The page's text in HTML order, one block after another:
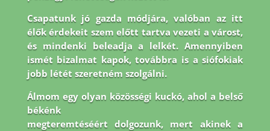
Csapatunk jó gazda módjára, valóban az itt
élők érdekeit szem előtt tartva vezeti a várost,
és mindenki beleadja a lelkét. Amennyiben
ismét bizalmat kapok, továbbra is a siófokiak
jobb létét szeretném szolgálni.
Álmom egy olyan közösségi kuckó, ahol a belső
békénk
megteremtéséért dolgozunk, mert akinek a